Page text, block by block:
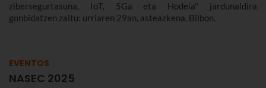
zibersegurtasuna, IoT, 5Ga eta Hodeia" jardunaldira
gonbidatzen zaitu: urriaren 29an, asteazkena, Bilbon.
EVENTOS
NASEC 2025